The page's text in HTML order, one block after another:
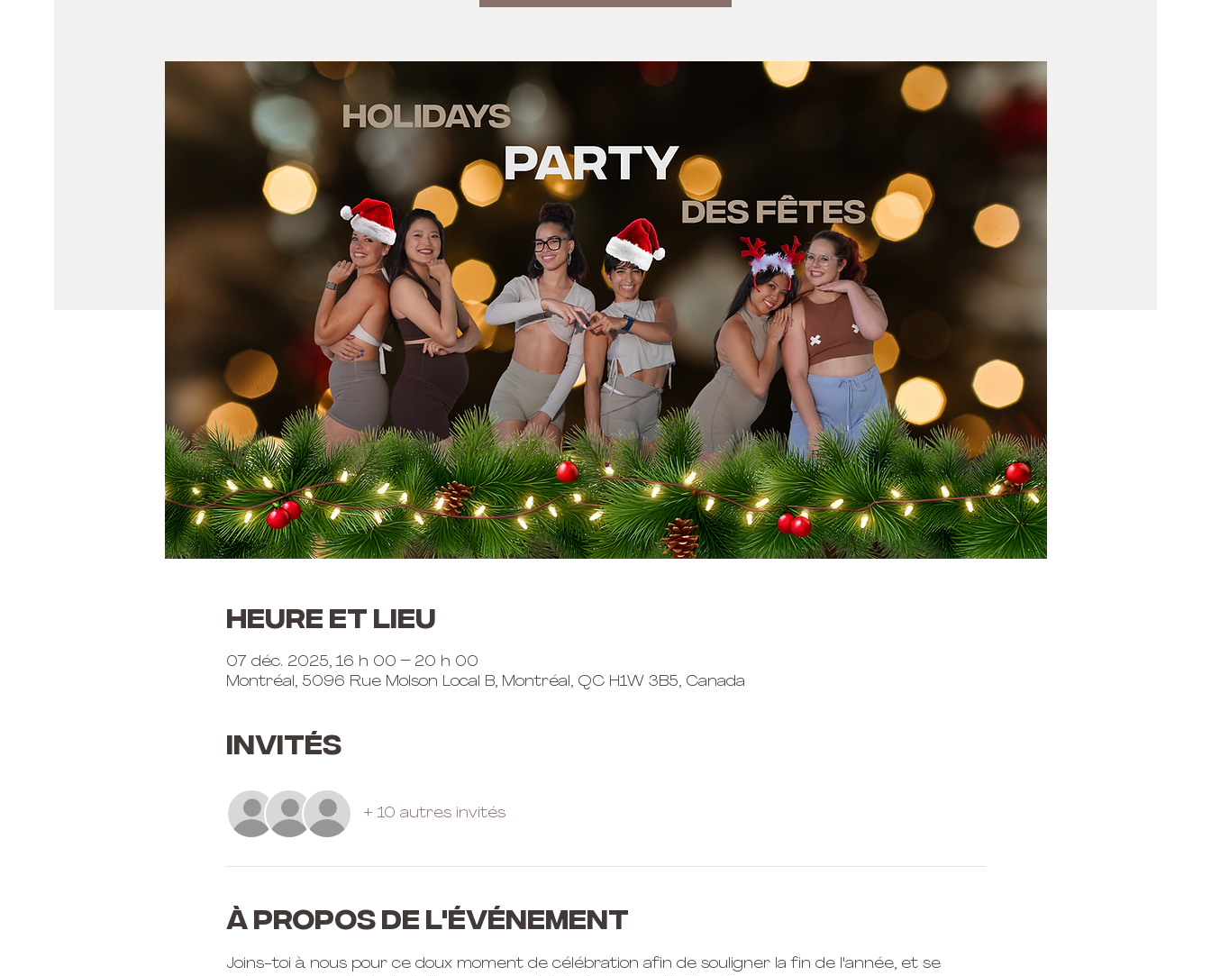
Heure et lieu
07 déc. 2025, 16 h 00 – 20 h 00
Montréal, 5096 Rue Molson Local B, Montréal, QC H1W 3B5, Canada
Invités
+ 10 autres invités
À propos de l'événement
Joins-toi à nous pour ce doux moment de célébration afin de souligner la fin de l'année, et se